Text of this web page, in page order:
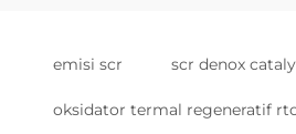
emisi scr scr denox
oksidator termal regeneratif